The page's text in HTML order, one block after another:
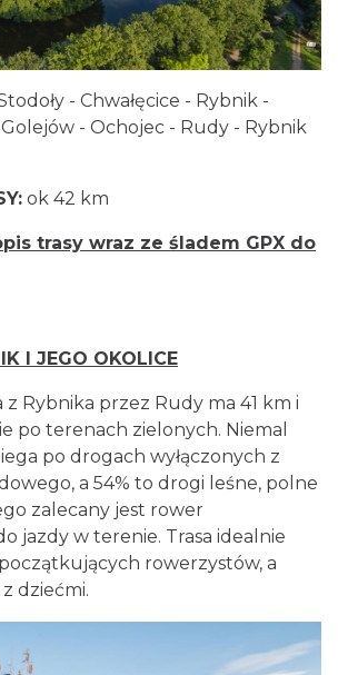
- Chwałęcice - Rybnik -
- Ochojec - Rudy - Rybnik
ok 42 km
trasy wraz ze śladem GPX do
I JEGO OKOLICE
Rybnika przez Rudy ma 41 km i
po terenach zielonych. Niemal
po drogach wyłączonych z
a 54% to drogi leśne, polne
zalecany jest rower
jazdy w terenie. Trasa idealnie
rowerzystów, a
dziećmi.